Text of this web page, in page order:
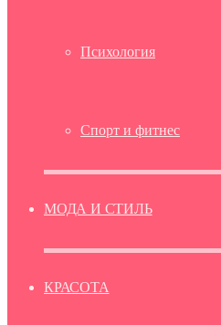
Психология
Спорт и фитнес
МОДА И СТИЛЬ
КРАСОТА